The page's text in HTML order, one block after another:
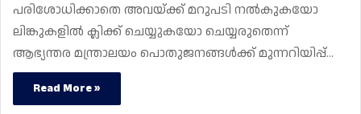
പരിശോധിക്കാതെ അവയ്ക്ക് മറുപടി നൽകുകയോ
ലിങ്കുകളിൽ ക്ലിക്ക് ചെയ്യുകയോ ചെയ്യരുതെന്ന്
ആഭ്യന്തര മന്ത്രാലയം പൊതുജനങ്ങൾക്ക് മുന്നറിയിപ്പ്…
Read More »